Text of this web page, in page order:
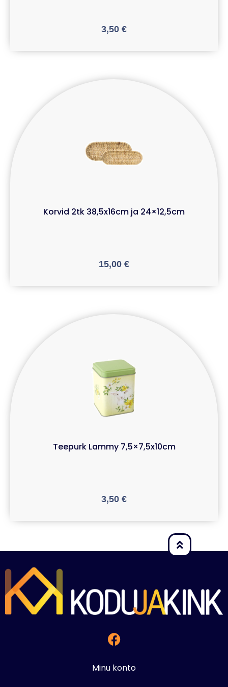
3,50 €
Korvid 2tk 38,5x16cm ja 24×12,5cm
15,00 €
Teepurk Lammy 7,5×7,5x10cm
3,50 €
Minu konto